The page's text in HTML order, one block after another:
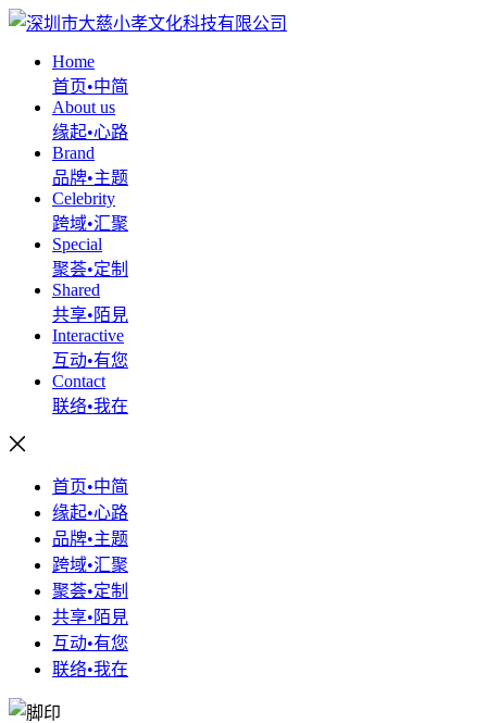
Home
首页•中简
About us
缘起•心路
Brand
品牌•主题
Celebrity
跨域•汇聚
Special
聚荟•定制
Shared
共享•陌見
Interactive
互动•有您
Contact
联络•我在
首页•中简
缘起•心路
品牌•主题
跨域•汇聚
聚荟•定制
共享•陌見
互动•有您
联络•我在